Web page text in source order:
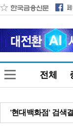
전체
'현대백화점' 검색